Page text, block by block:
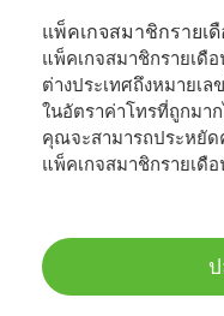
แพ็คเกจสมาชิกรายเ
แพ็คเกจสมาชิกรายเดื
ต่างประเทศถึงหมายเ
ในอัตราค่าโทรที่ถูกมา
คุณจะสามารถประหยั
แพ็คเกจสมาชิกรายเดื